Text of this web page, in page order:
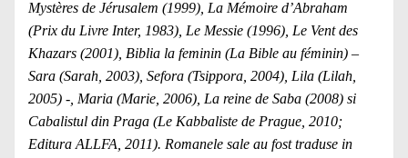
Mystères de Jérusalem (1999), La Mémoire d’Abraham
(Prix du Livre Inter, 1983), Le Messie (1996), Le Vent des
Khazars (2001), Biblia la feminin (La Bible au féminin) –
Sara (Sarah, 2003), Sefora (Tsippora, 2004), Lila (Lilah,
2005) -, Maria (Marie, 2006), La reine de Saba (2008) si
Cabalistul din Praga (Le Kabbaliste de Prague, 2010;
Editura ALLFA, 2011). Romanele sale au fost traduse in